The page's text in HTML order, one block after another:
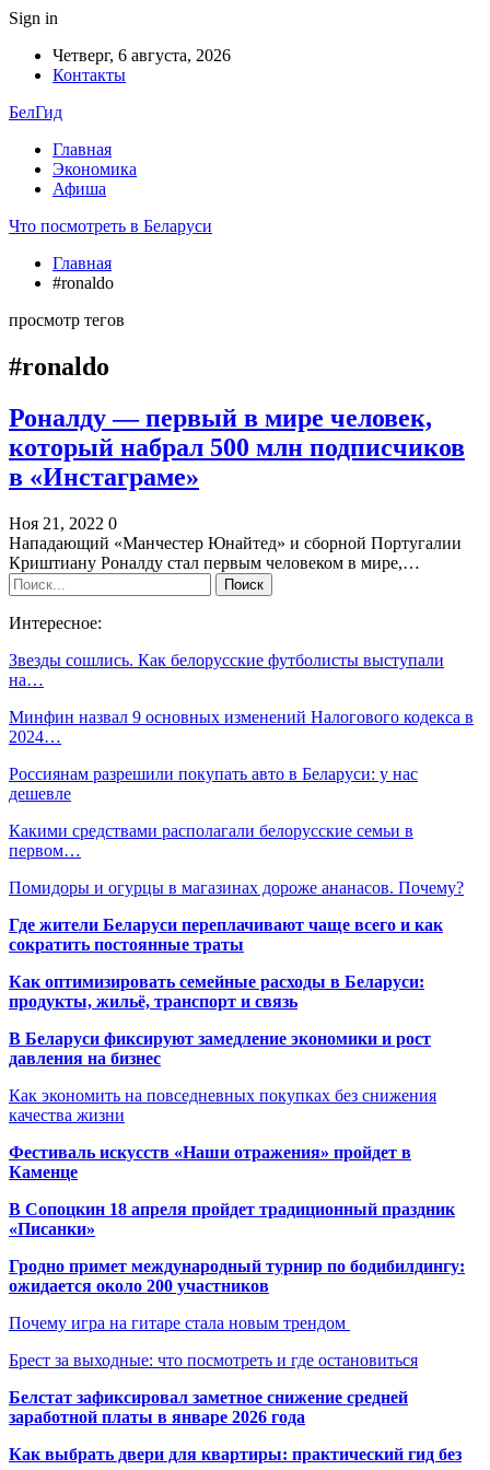
Sign in
Четверг, 6 августа, 2026
Контакты
БелГид
Главная
Экономика
Афиша
Что посмотреть в Беларуси
Главная
#ronaldo
просмотр тегов
#ronaldo
Роналду — первый в мире человек,
который набрал 500 млн подписчиков
в «Инстаграме»
Ноя 21, 2022 0
Нападающий «Манчестер Юнайтед» и сборной Португалии
Криштиану Роналду стал первым человеком в мире,…
Интересное:
Звезды сошлись. Как белорусские футболисты выступали
на…
Минфин назвал 9 основных изменений Налогового кодекса в
2024…
Россиянам разрешили покупать авто в Беларуси: у нас
дешевле
Какими средствами располагали белорусские семьи в
первом…
Помидоры и огурцы в магазинах дороже ананасов. Почему?
Где жители Беларуси переплачивают чаще всего и как
сократить постоянные траты
Как оптимизировать семейные расходы в Беларуси:
продукты, жильё, транспорт и связь
В Беларуси фиксируют замедление экономики и рост
давления на бизнес
Как экономить на повседневных покупках без снижения
качества жизни
Фестиваль искусств «Наши отражения» пройдет в
Каменце
В Сопоцкин 18 апреля пройдет традиционный праздник
«Писанки»
Гродно примет международный турнир по бодибилдингу:
ожидается около 200 участников
Почему игра на гитаре стала новым трендом
Брест за выходные: что посмотреть и где остановиться
Белстат зафиксировал заметное снижение средней
заработной платы в январе 2026 года
Как выбрать двери для квартиры: практический гид без